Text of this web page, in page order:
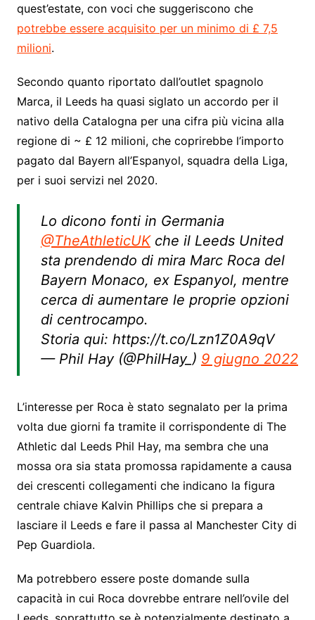
quest’estate, con voci che suggeriscono che
potrebbe essere acquisito per un minimo di £ 7,5
milioni.
Secondo quanto riportato dall’outlet spagnolo
Marca, il Leeds ha quasi siglato un accordo per il
nativo della Catalogna per una cifra più vicina alla
regione di ~ £ 12 milioni, che coprirebbe l’importo
pagato dal Bayern all’Espanyol, squadra della Liga,
per i suoi servizi nel 2020.
Lo dicono fonti in Germania
@TheAthleticUKche il Leeds United
sta prendendo di mira Marc Roca del
Bayern Monaco, ex Espanyol, mentre
cerca di aumentare le proprie opzioni
di centrocampo.
Storia qui: https://t.co/Lzn1Z0A9qV
— Phil Hay (@PhilHay_) 9 giugno 2022
L’interesse per Roca è stato segnalato per la prima
volta due giorni fa tramite il corrispondente di The
Athletic dal Leeds Phil Hay, ma sembra che una
mossa ora sia stata promossa rapidamente a causa
dei crescenti collegamenti che indicano la figura
centrale chiave Kalvin Phillips che si prepara a
lasciare il Leeds e fare il passa al Manchester City di
Pep Guardiola.
Ma potrebbero essere poste domande sulla
capacità in cui Roca dovrebbe entrare nell’ovile del